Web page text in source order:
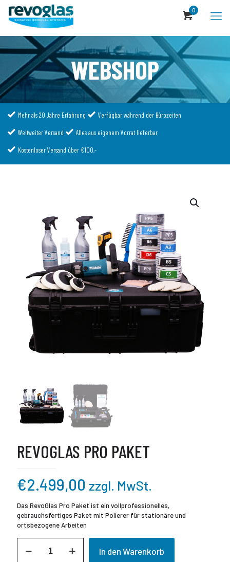
0
WEBSHOP
Mehr als 20 Jahre Erfahrung Verfügbar während der Bürozeiten
Weltweiter Versand Alles aus eigenem Vorrat lieferbar
Kostenloser Versand über €100,-
REVOGLAS PRO PAKET
€2.499,00 zzgl. MwSt.
Das RevoGlas Pro Paket ist ein vollprofessionelles,
gebrauchsfertiges Paket mit Polierer für stationäre und
ortsbezogene Arbeiten
Pro
In den Warenkorb